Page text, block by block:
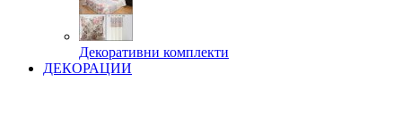
Декоративни комплекти
ДЕКОРАЦИИ